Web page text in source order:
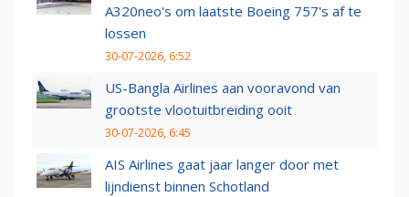
A320neo's om laatste Boeing 757's af te
lossen
30-07-2026, 6:52
US-Bangla Airlines aan vooravond van
grootste vlootuitbreiding ooit
30-07-2026, 6:45
AIS Airlines gaat jaar langer door met
lijndienst binnen Schotland